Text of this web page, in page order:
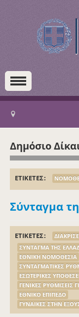
Δημόσιο
ΕΤΙΚΕΤΕΣ
Σύνταγμα
ΕΤΙΚΕΤΕΣ
ΣΥΝΤΑΓΜΑ ΤΗΣ
ΕΘΝΙΚΗ ΝΟΜΟΘΕΣΙΑ
ΣΥΝΤΑΓΜΑΤΙΚΕΣ
ΕΣΩΤΕΡΙΚΕΣ
ΓΕΝΙΚΕΣ
ΕΘΝΙΚΟ ΕΠΙΠΕΔΟ
ΓΥΝΑΙΚΕΣ ΣΤΗΝ